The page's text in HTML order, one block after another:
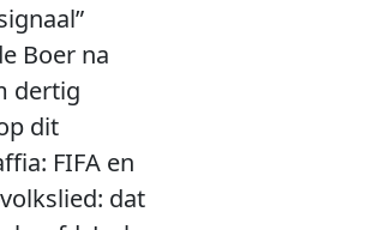
Boer na
dertig
dit
FIFA en
dat